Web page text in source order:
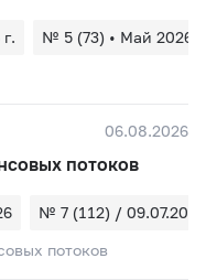
№ 5 (73) • Май 2026
06.08.2026
потоков
№ 7 (112) / 09.07.2026
потоков